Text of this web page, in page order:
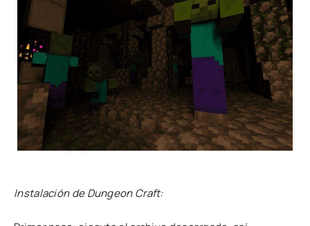
Instalación de Dungeon Craft: